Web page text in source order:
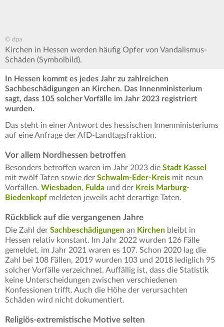
© dpa
Kirchen in Hessen werden häufig Opfer von Vandalismus-
Schäden (Symbolbild).
In Hessen kommt es jedes Jahr zu zahlreichen
Sachbeschädigungen an Kirchen. Das Innenministerium
sagt, dass 105 solcher Vorfälle im Jahr 2023 registriert
wurden.
Das steht in einer Antwort des hessischen Innenministeriums
auf eine Anfrage der AfD-Landtagsfraktion.
Vor allem Nordhessen betroffen
Besonders betroffen waren im Jahr 2023 die Stadt Kassel
mit zwölf Taten sowie der Schwalm-Eder-Kreis mit neun
Vorfällen. Wiesbaden, Fulda und der Kreis Marburg-
Biedenkopf meldeten jeweils acht derartige Taten.
Rückblick auf die vergangenen Jahre
Die Zahl der Sachbeschädigungen an Kirchen bleibt in
Hessen relativ konstant. Im Jahr 2022 wurden 126 Fälle
gemeldet, im Jahr 2021 waren es 107. Schon 2020 lag die
Zahl bei 108 Fällen, 2019 wurden 103 und 2018 lediglich 95
solcher Vorfälle verzeichnet. Auffällig ist, dass die Statistik
keine Unterscheidungen zwischen verschiedenen
Konfessionen trifft. Auch die Höhe der verursachten
Schäden wird nicht dokumentiert.
Religiös-extremistische Motive selten